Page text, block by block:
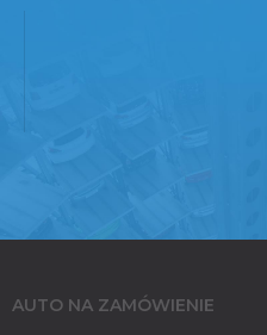
AUTO NA ZAMÓWIENIE